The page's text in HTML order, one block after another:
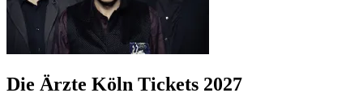
Die Ärzte Köln Tickets 2027